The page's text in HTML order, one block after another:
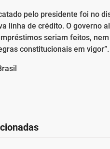
pelo presidente foi no
linha de crédito. O governo
seriam feitos,
constitucionais em vigor”.